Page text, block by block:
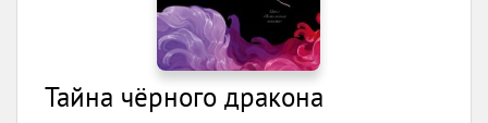
Тайна чёрного дракона